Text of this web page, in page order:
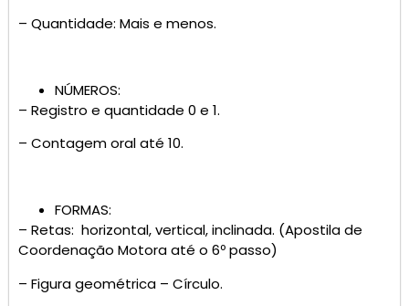
– Quantidade: Mais e menos.
NÚMEROS:
– Registro e quantidade 0 e 1.
– Contagem oral até 10.
FORMAS:
– Retas: horizontal, vertical, inclinada. (Apostila de
Coordenação Motora até o 6º passo)
– Figura geométrica – Círculo.